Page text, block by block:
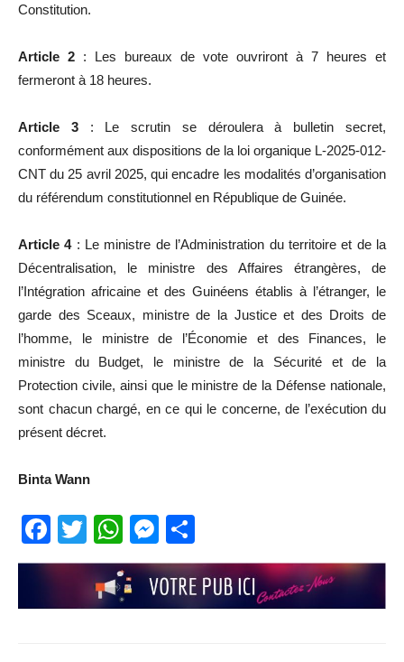
Constitution.
Article 2 : Les bureaux de vote ouvriront à 7 heures et
fermeront à 18 heures.
Article 3: Le scrutin se déroulera à bulletin secret,
conformément aux dispositions de la loi organique L-2025-012-
CNT du 25 avril 2025, qui encadre les modalités d’organisation
du référendum constitutionnel en République de Guinée.
Article 4: Le ministre de l’Administration du territoire et de la
Décentralisation, le ministre des Affaires étrangères, de
l’Intégration africaine et des Guinéens établis à l’étranger, le
garde des Sceaux, ministre de la Justice et des Droits de
l’homme, le ministre de l’Économie et des Finances, le
ministre du Budget, le ministre de la Sécurité et de la
Protection civile, ainsi que le ministre de la Défense nationale,
sont chacun chargé, en ce qui le concerne, de l’exécution du
présent décret.
Binta Wann
Facebook
TwitterWhatsApp
Messenger